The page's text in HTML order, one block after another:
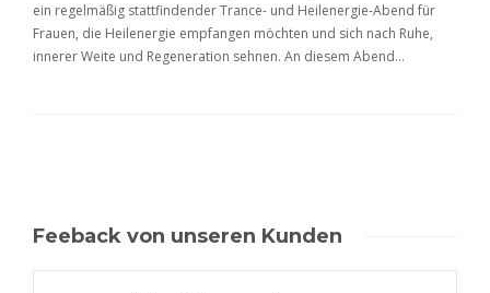
ein regelmäßig stattfindender Trance- und Heilenergie-Abend für
Frauen, die Heilenergie empfangen möchten und sich nach Ruhe,
innerer Weite und Regeneration sehnen. An diesem Abend…
Feeback von unseren Kunden